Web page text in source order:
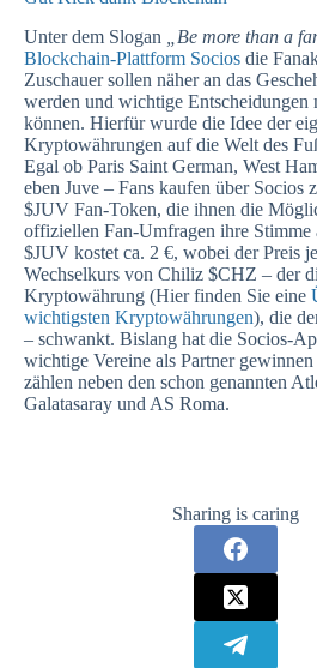
Unter dem Slogan
„Be more than a
Blockchain-Plattform Socios die
Zuschauer sollen näher an das
werden und wichtige Entscheidungen
können. Hierfür wurde die Idee der
Kryptowährungen auf die Welt des
Egal ob Paris Saint German, West
eben Juve – Fans kaufen über Socios
$JUV Fan-Token, die ihnen die
offiziellen Fan-Umfragen ihre Stimme
$JUV kostet ca. 2 €, wobei der Preis
Wechselkurs von Chiliz $CHZ – der
Kryptowährung (Hier finden Sie eine
wichtigsten Kryptowährungen), die
– schwankt. Bislang hat die Socios-
wichtige Vereine als Partner
zählen neben den schon genannten
Galatasaray und AS Roma.
Sharing is caring